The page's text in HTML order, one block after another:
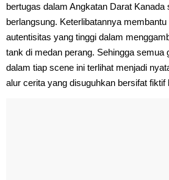
bertugas dalam Angkatan Darat Kanada
berlangsung. Keterlibatannya
autentisitas yang tinggi dalam
tank di medan perang. Sehingga semua
dalam tiap scene ini terlihat menjadi
alur cerita yang disuguhkan bersifat fiktif